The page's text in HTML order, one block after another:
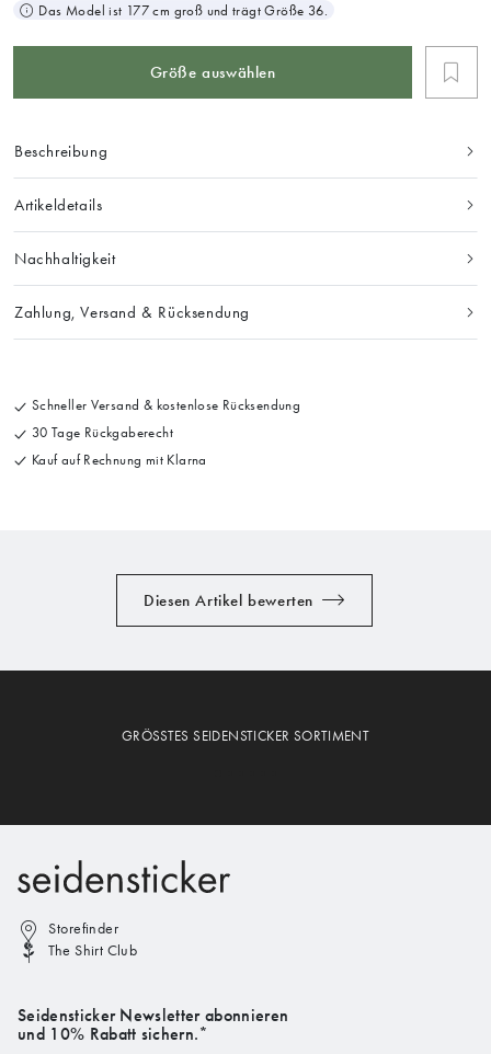
Das Model ist 177 cm groß und trägt Größe 36.
Größe auswählen
Beschreibung
Artikeldetails
Nachhaltigkeit
Zahlung, Versand & Rücksendung
Schneller Versand & kostenlose Rücksendung
30 Tage Rückgaberecht
Kauf auf Rechnung mit Klarna
Diesen Artikel bewerten
GRÖSSTES SEIDENSTICKER SORTIMENT
Storefinder
The Shirt Club
Seidensticker Newsletter abonnieren
und 10% Rabatt sichern.*